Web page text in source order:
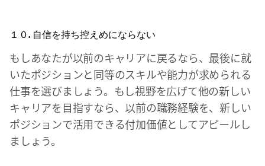
１０. 自信を持ち控えめにならない
もしあなたが以前のキャリアに戻るなら、最後に就
いたポジションと同等のスキルや能力が求められる
仕事を選びましょう。もし視野を広げて他の新しい
キャリアを目指すなら、以前の職務経験を、新しい
ポジションで活用できる付加価値としてアピールし
ましょう。